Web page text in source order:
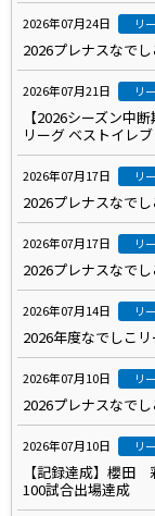
2026年07月24日 リ
2026プレナスなで
2026年07月21日 リ
【2026シーズン中
リーグ ベストイレ
2026年07月17日 リ
2026プレナスなで
2026年07月17日 リ
2026プレナスなで
2026年07月14日 リ
2026年度なでしこ
2026年07月10日 リ
2026プレナスなで
2026年07月10日 リ
【記録達成】櫻田
100試合出場達成